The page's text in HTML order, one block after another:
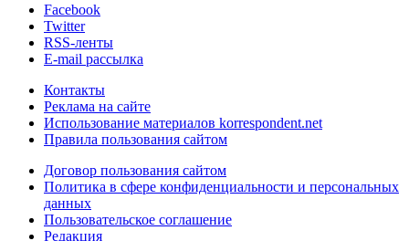
Facebook
Twitter
RSS-ленты
E-mail рассылка
Контакты
Реклама на сайте
Использование материалов korrespondent.net
Правила пользования сайтом
Договор пользования сайтом
Политика в сфере конфиденциальности и персональных
данных
Пользовательское соглашение
Редакция